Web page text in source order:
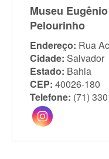
Museu
Pelourinho
Endereço: Rua
Cidade: Salvador
Estado: Bahia
CEP: 40026-180
Telefone: (71)